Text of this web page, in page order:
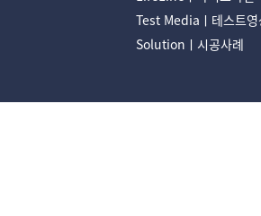
Test Mediaㅣ테스트영
Solutionㅣ시공사례